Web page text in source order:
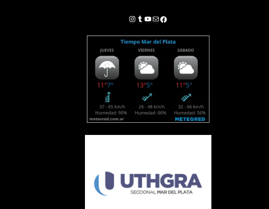
Instagram
Tumblr
YouTube
Correo electrónico
Facebook